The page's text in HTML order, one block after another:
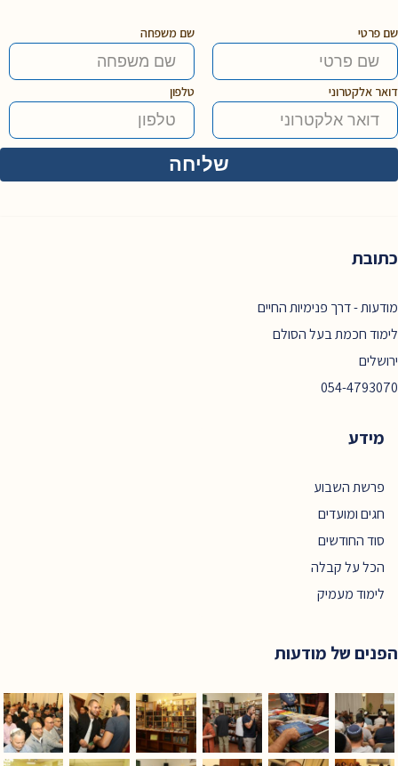
שם פרטי שם משפחה
דואר אלקטרוני טלפון
כתובת
מודעות - דרך פנימיות החיים
לימוד חכמת בעל הסולם
ירושלים
054-4793070
מידע
פרשת השבוע
חגים ומועדים
סוד החודשים
הכל על קבלה
לימוד מעמיק
הפנים של מודעות